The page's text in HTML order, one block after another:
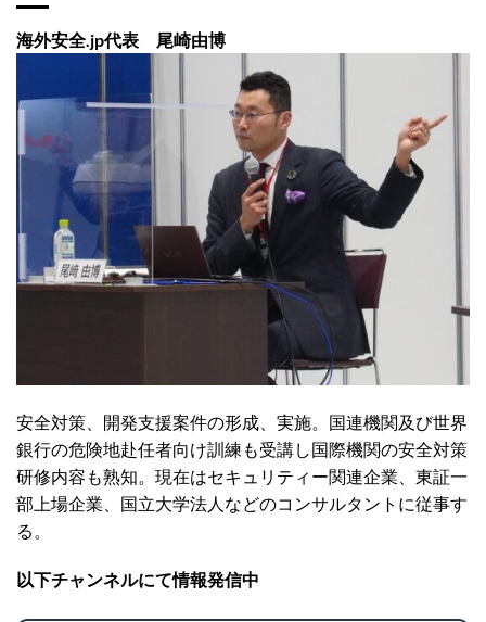
海外安全.jp代表 尾崎由博
安全対策、開発支援案件の形成、実施。国連機関及び世界
銀行の危険地赴任者向け訓練も受講し国際機関の安全対策
研修内容も熟知。現在はセキュリティー関連企業、東証一
部上場企業、国立大学法人などのコンサルタントに従事す
る。
以下チャンネルにて情報発信中